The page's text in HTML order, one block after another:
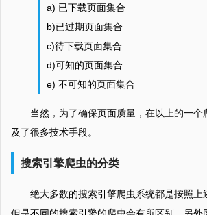
a) 已下载页面集合
b)已过期页面集合
c)待下载页面集合
d)可知的页面集合
e) 不可知的页面集合
当然，为了确保页面质量，在以上的一个
及了很多技术手段。
搜索引擎爬虫的分类
绝大多数的搜索引擎爬虫系统都是按照上